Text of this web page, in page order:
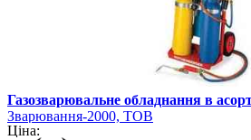
Газозварювальне обладнання в
Зварювання-2000, ТОВ
Ціна: